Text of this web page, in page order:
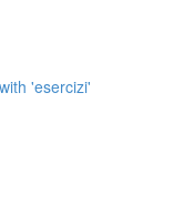
'esercizi'